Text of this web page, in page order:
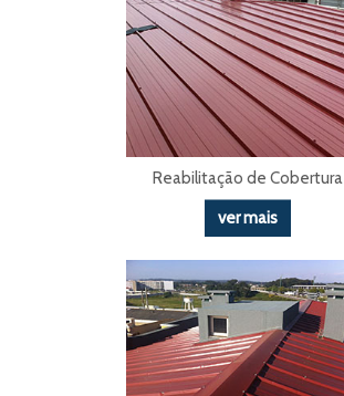
Reabilitação de Cobertura
ver mais